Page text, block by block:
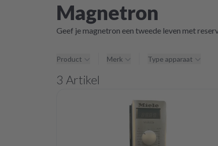
Magnetron
Geef je magnetron een tweede leven met
Product Merk Type apparaat
3 Artikel